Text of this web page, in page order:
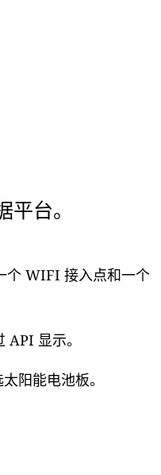
台。
个 WIFI 接入点和一个
显示。
阳能电池板。